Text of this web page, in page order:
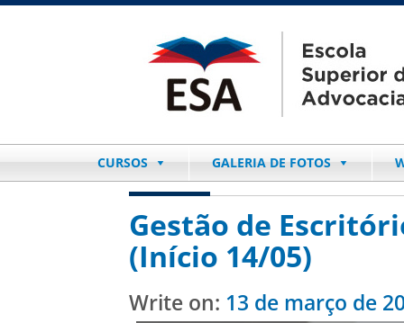
CURSOS GALERIA DE FOTOS
Gestão de
(Início 14/05)
Write on: 13 de março de